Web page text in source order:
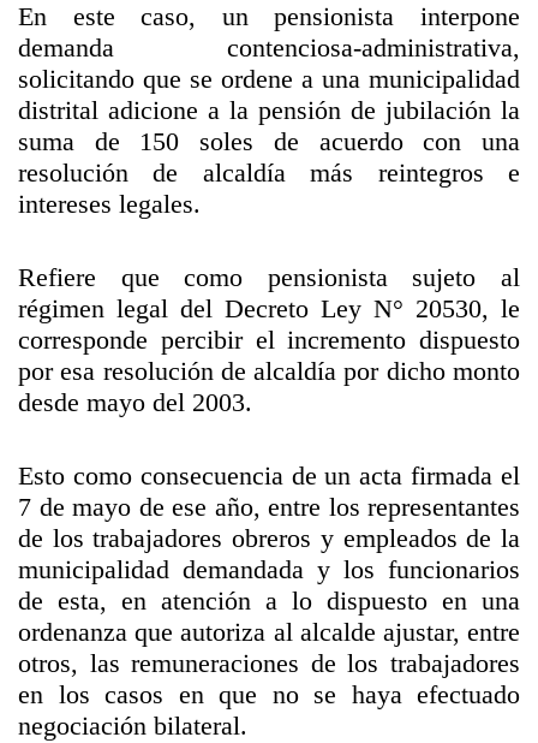
En este caso, un pensionista interpone
demanda contenciosa-administrativa,
solicitando que se ordene a una municipalidad
distrital adicione a la pensión de jubilación la
suma de 150 soles de acuerdo con una
resolución de alcaldía más reintegros e
intereses legales.
Refiere que como pensionista sujeto al
régimen legal del Decreto Ley N° 20530, le
corresponde percibir el incremento dispuesto
por esa resolución de alcaldía por dicho monto
desde mayo del 2003.
Esto como consecuencia de un acta firmada el
7 de mayo de ese año, entre los representantes
de los trabajadores obreros y empleados de la
municipalidad demandada y los funcionarios
de esta, en atención a lo dispuesto en una
ordenanza que autoriza al alcalde ajustar, entre
otros, las remuneraciones de los trabajadores
en los casos en que no se haya efectuado
negociación bilateral.